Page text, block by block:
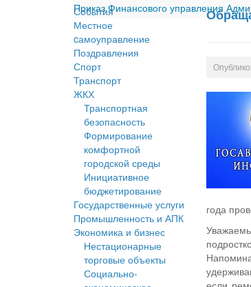
Приказ Финансового управления
События
Местное
cамоуправление
Поздравления
Спорт
Транспорт
ЖКХ
Транспортная
безопасность
Формирование
комфортной
городской среды
Инициативное
бюджетирование
Государственные услуги
Промышленность и АПК
Экономика и бизнес
Нестационарные
торговые объекты
Социально-
года